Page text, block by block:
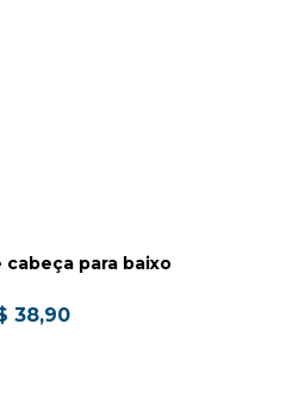
cabeça para baixo
38,90